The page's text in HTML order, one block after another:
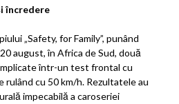
încredere
„Safety, for Family”, punând
august, în Africa de Sud, două
într-un test frontal cu
rulând cu 50 km/h. Rezultatele au
impecabilă a caroseriei